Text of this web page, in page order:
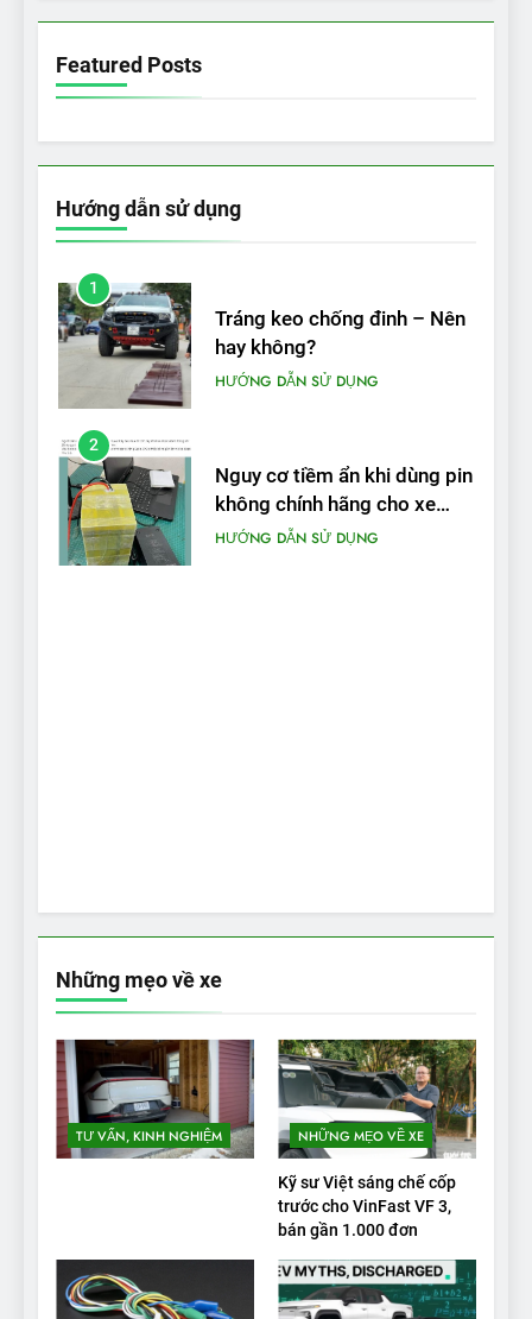
Featured Posts
Hướng dẫn sử dụng
1
Tráng keo chống đinh – Nên
hay không?
HƯỚNG DẪN SỬ DỤNG
2
Nguy cơ tiềm ẩn khi dùng pin
không chính hãng cho xe
máy điện
HƯỚNG DẪN SỬ DỤNG
Những mẹo về xe
TƯ VẤN, KINH NGHIỆM NHỮNG MẸO VỀ XE
Kỹ sư Việt sáng chế cốp
trước cho VinFast VF 3,
bán gần 1.000 đơn